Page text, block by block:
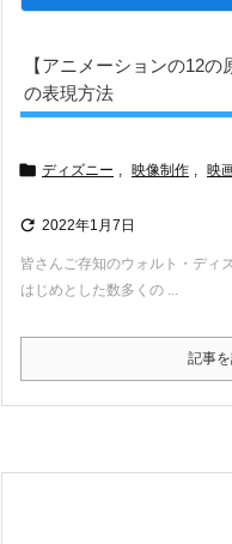
【アニメーションの12
の表現方法
 ディズニー 映像制作 映
 2022年1月7日
皆さんご存知のウォルト・ディ
はじめとした数多くの ...
記事